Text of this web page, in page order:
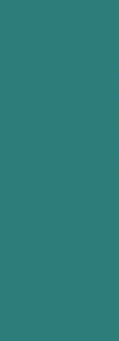
职业建议与
清晰且适合